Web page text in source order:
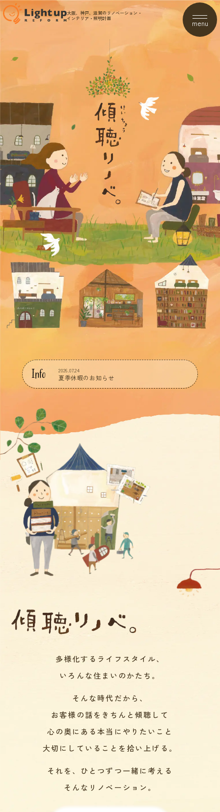
大阪、神戸、滋賀のリノベーション・
インテリア・照明計画
menu
Info 2026.07.24
夏季休暇のお知らせ
多様化するライフスタイル、
いろんな住まいのかたち。
そんな時代だから、
お客様の話をきちんと傾聴して
心の奥にある本当にやりたいこと
大切にしていることを拾い上げる。
それを、ひとつずつ一緒に考える
そんなリノベーション。